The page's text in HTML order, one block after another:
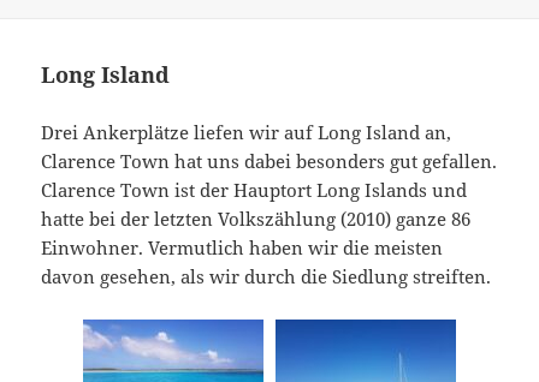
Long Island
Drei Ankerplätze liefen wir auf Long Island an,
Clarence Town hat uns dabei besonders gut gefallen.
Clarence Town ist der Hauptort Long Islands und
hatte bei der letzten Volkszählung (2010) ganze 86
Einwohner. Vermutlich haben wir die meisten
davon gesehen, als wir durch die Siedlung streiften.